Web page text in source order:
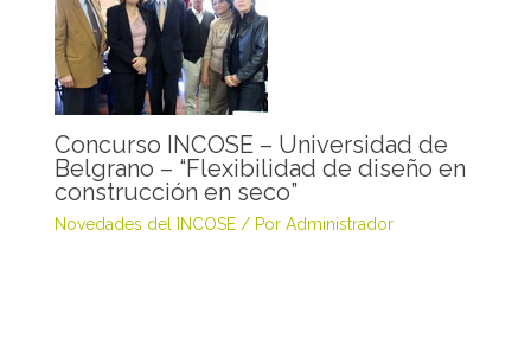
Concurso INCOSE – Universidad de
Belgrano – “Flexibilidad de diseño en
construcción en seco”
Novedades del INCOSE/ Por Administrador